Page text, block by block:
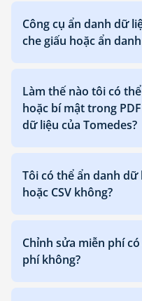
Công cụ ẩn danh dữ
che giấu hoặc ẩn
Làm thế nào tôi có
hoặc bí mật trong
dữ liệu của Tomedes?
Tôi có thể ẩn danh
hoặc CSV không?
Chỉnh sửa miễn phí
phí không?